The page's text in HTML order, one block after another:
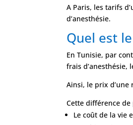
A Paris, les tarifs
d’anesthésie.
Quel est
En Tunisie, par
frais d’anesthésie,
Ainsi, le prix d’une
Cette différence
Le coût de la vie